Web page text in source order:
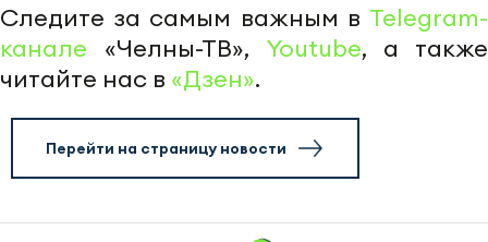
Следите за самым важным в Telegram-
канале «Челны-ТВ», Youtube, а также
читайте нас в «Дзен».
Перейти на страницу новости